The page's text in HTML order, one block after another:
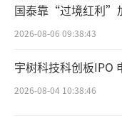
式可以让整个猪
强。同时，事
持和赋能纵队
全面推广和复
殖生产指标持续提
国泰靠“过境红利”
2026-08-06 09:38:43
宇树科技科创板IPO
2026-08-04 10:38:46